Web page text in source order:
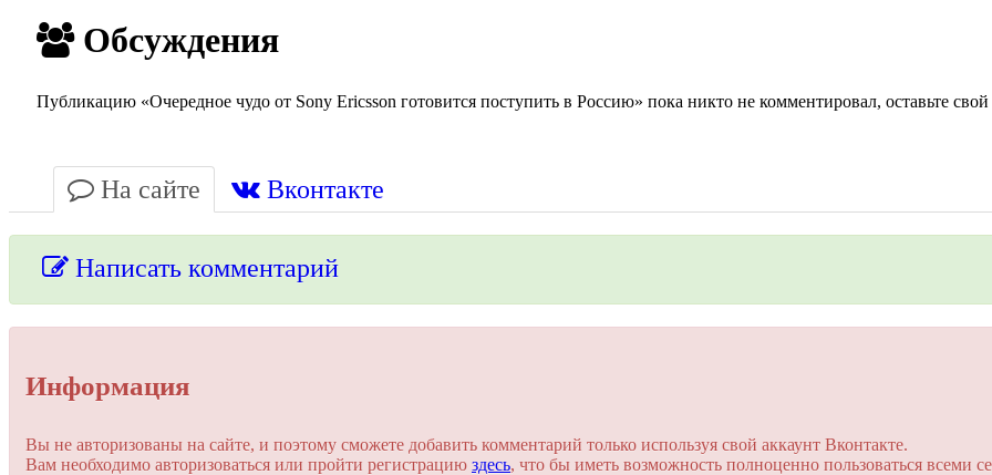
Обсуждения
Публикацию «Очередное чудо от Sony Ericsson готовится поступить в Россию» пока никто не комментировал, оставьте
На сайте Вконтакте
Написать комментарий
Пройти регистрацию
Информация
Вы не авторизованы на сайте, и поэтому сможете добавить комментарий только используя свой аккаунт Вконтакте.
Вам необходимо авторизоваться или пройти регистрацию здесь, что бы иметь возможность полноценно пользоваться всеми